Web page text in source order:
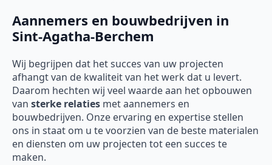
Aannemers en bouwbedrijven in
Sint-Agatha-Berchem
Wij begrijpen dat het succes van uw projecten
afhangt van de kwaliteit van het werk dat u levert.
Daarom hechten wij veel waarde aan het opbouwen
van sterke relaties met aannemers en
bouwbedrijven. Onze ervaring en expertise stellen
ons in staat om u te voorzien van de beste materialen
en diensten om uw projecten tot een succes te
maken.